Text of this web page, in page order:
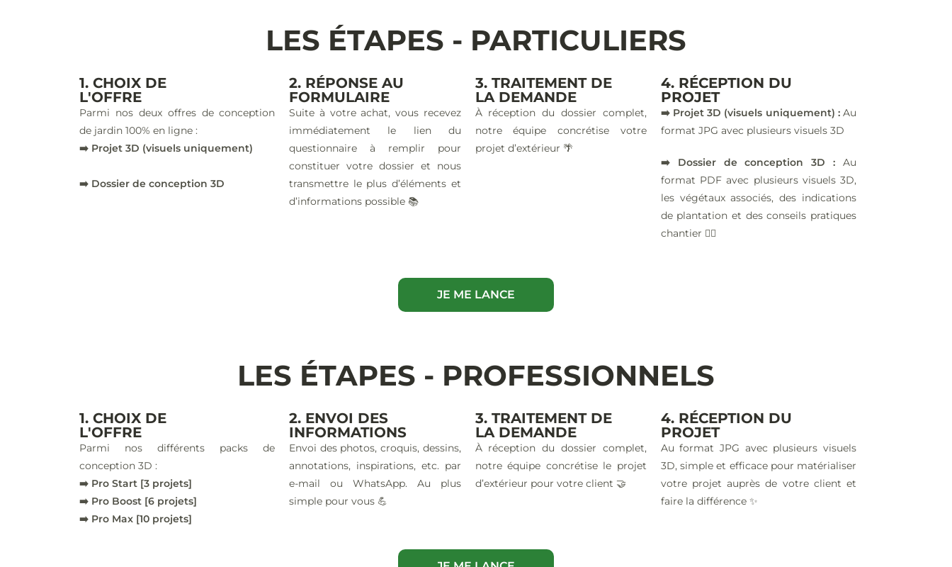
LES ÉTAPES - PARTICULIERS
1. CHOIX DE
L'OFFRE
Parmi nos deux offres de conception
de jardin 100% en ligne :
➡️ Projet 3D (visuels uniquement)
➡️ Dossier de conception 3D
2. RÉPONSE AU
FORMULAIRE
Suite à votre achat, vous recevez
immédiatement le lien du
questionnaire à remplir pour
constituer votre dossier et nous
transmettre le plus d’éléments et
d’informations possible 📚
3. TRAITEMENT DE
LA DEMANDE
À réception du dossier complet,
notre équipe concrétise votre
projet d’extérieur 🌴
4. RÉCEPTION DU
PROJET
➡️ Projet 3D (visuels uniquement) :Au
format JPG avec plusieurs visuels 3D
➡️ Dossier de conception 3D : Au
format PDF avec plusieurs visuels 3D,
les végétaux associés, des indications
de plantation et des conseils pratiques
chantier 👷‍♂️
JE ME LANCE
LES ÉTAPES - PROFESSIONNELS
1. CHOIX DE
L'OFFRE
Parmi nos différents packs de
conception 3D :
➡️ Pro Start [3 projets]
➡️ Pro Boost [6 projets]
➡️ Pro Max [10 projets]
2. ENVOI DES
INFORMATIONS
Envoi des photos, croquis, dessins,
annotations, inspirations, etc. par
e-mail ou WhatsApp. Au plus
simple pour vous 💪
3. TRAITEMENT DE
LA DEMANDE
À réception du dossier complet,
notre équipe concrétise le projet
d’extérieur pour votre client 🤝
4. RÉCEPTION DU
PROJET
Au format JPG avec plusieurs visuels
3D, simple et efficace pour matérialiser
votre projet auprès de votre client et
faire la différence ✨